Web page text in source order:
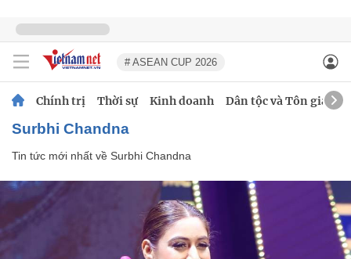
# ASEAN CUP 2026
Chính trị Thời sự Kinh doanh Dân tộc và Tôn giáo
Surbhi Chandna
Tin tức mới nhất về Surbhi Chandna